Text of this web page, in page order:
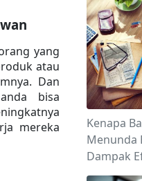
yang
atau
Dan
bisa
mereka
Kenapa
Menunda
Dampak